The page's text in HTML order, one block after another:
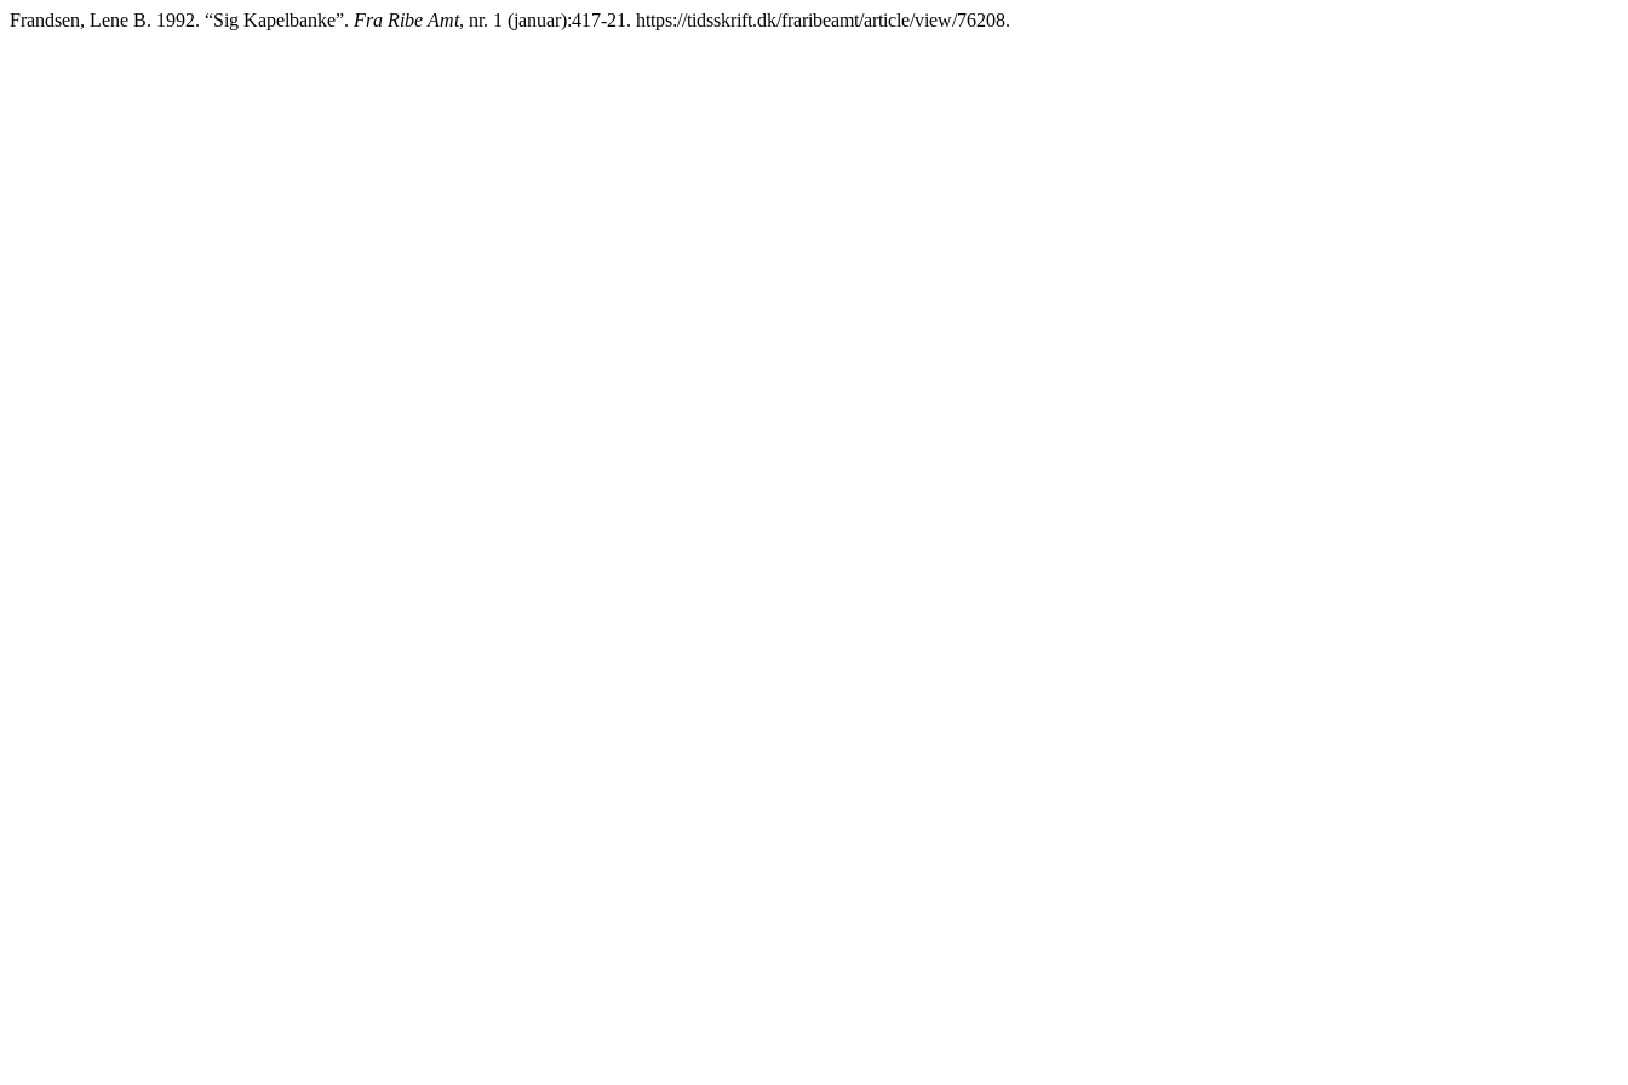
Frandsen, Lene B. 1992. “Sig Kapelbanke”. Fra Ribe Amt, nr. 1 (januar):417-21. https://tidsskrift.dk/fraribeamt/article/view/76208.